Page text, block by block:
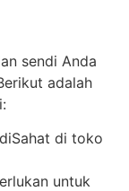
sendi Anda
adalah
di toko
untuk